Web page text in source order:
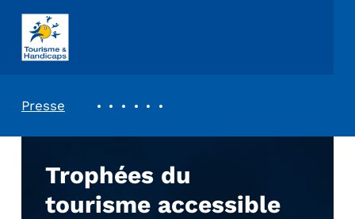
ASSOCIATION TOURISME ET HANDICAPS
Presse
Trophées du
tourisme accessible